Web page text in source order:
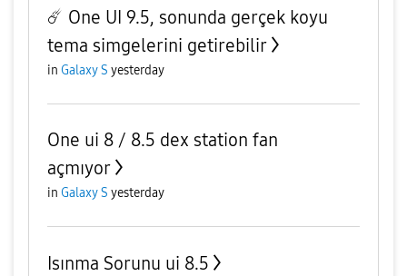
☄️ One UI 9.5, sonunda gerçek koyu
tema simgelerini getirebilir
in Galaxy S yesterday
One ui 8 / 8.5 dex station fan
açmıyor
in Galaxy S yesterday
Isınma Sorunu ui 8.5